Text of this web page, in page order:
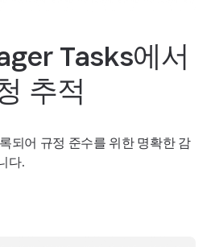
Tasks에서
추적
되어 규정 준수를 위한 명확한 감
다.